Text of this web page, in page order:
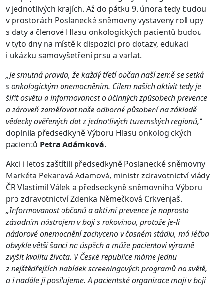
v jednotlivých krajích. Až do pátku 9. února tedy budou
v prostorách Poslanecké sněmovny vystaveny roll upy
s daty a členové Hlasu onkologických pacientů budou
v tyto dny na místě k dispozici pro dotazy, edukaci
i ukázku samovyšetření prsu a varlat.
„Je smutná pravda, že každý třetí občan naší země se setká
s onkologickým onemocněním. Cílem našich aktivit tedy je
šířit osvětu a informovanost o účinných způsobech prevence
a zároveň zaměřovat naše odborné působení na základě
vědecky ověřených dat z jednotlivých tuzemských regionů,“
doplnila předsedkyně Výboru Hlasu onkologických
pacientů Petra Adámková.
Akci i letos zaštítili předsedkyně Poslanecké sněmovny
Markéta Pekarová Adamová, ministr zdravotnictví vlády
ČR Vlastimil Válek a předsedkyně sněmovního Výboru
pro zdravotnictví Zdenka Němečková Crkvenjaš.
„Informovanost občanů a aktivní prevence je naprosto
zásadním nástrojem v boji s rakovinou, protože je-li
nádorové onemocnění zachyceno v časném stádiu, má léčba
obvykle větší šanci na úspěch a může pacientovi výrazně
zvýšit kvalitu života. V České republice máme jednu
z nejštědřejších nabídek screeningových programů na světě,
a i nadále ji posilujeme. A pacientské organizace mají v boji